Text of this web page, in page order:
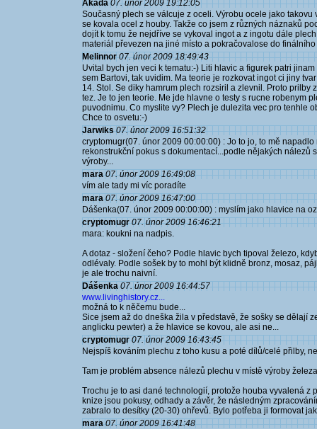
Akáda 07. únor 2009 19:12:05
Současný plech se válcuje z oceli. Výrobu ocele jako
se kovala ocel z houby. Takže co jsem z různých náznaků
dojít k tomu že nejdříve se vykoval ingot a z ingotu dále
materiál převezen na jiné místo a pokračovalose do
Melinnor 07. únor 2009 18:49:43
Uvital bych jen veci k tematu:-) Liti hlavic a figurek patri
sem Bartovi, tak uvidim. Ma teorie je rozkovat ingot ci jiny
14. Stol. Se diky hamrum plech rozsiril a zlevnil. Proto prilby
tez. Je to jen teorie. Me jde hlavne o testy s rucne robenym
puvodnimu. Co myslite vy? Plech je dulezita vec pro tenhle
Chce to osvetu:-)
Jarwiks 07. únor 2009 16:51:32
cryptomugr(07. únor 2009 00:00:00) : Jo to jo, to mě
rekonstrukční pokus s dokumentací...podle nějakých nálezů
výroby...
mara 07. únor 2009 16:49:08
vím ale tady mi víc poradíte
mara 07. únor 2009 16:47:00
Dášenka(07. únor 2009 00:00:00) : myslím jako hlavice na
cryptomugr 07. únor 2009 16:46:21
mara: koukni na nadpis.
A dotaz - složení čeho? Podle hlavic bych tipoval železo,
odlévaly. Podle sošek by to mohl být klidně bronz, mosaz,
je ale trochu naivní.
Dášenka 07. únor 2009 16:44:57
www.livinghistory.cz...
možná to k něčemu bude...
Sice jsem až do dneška žila v představě, že sošky se dělají
anglicku pewter) a že hlavice se kovou, ale asi ne...
cryptomugr 07. únor 2009 16:43:45
Nejspíš kováním plechu z toho kusu a poté dílů/celé přilby,
Tam je problém absence nálezů plechu v místě výroby
Trochu je to asi dané technologií, protože houba vyvalená z
knize jsou pokusy, odhady a závěr, že následným
zabralo to desítky (20-30) ohřevů. Bylo potřeba ji formovat
mara 07. únor 2009 16:41:48